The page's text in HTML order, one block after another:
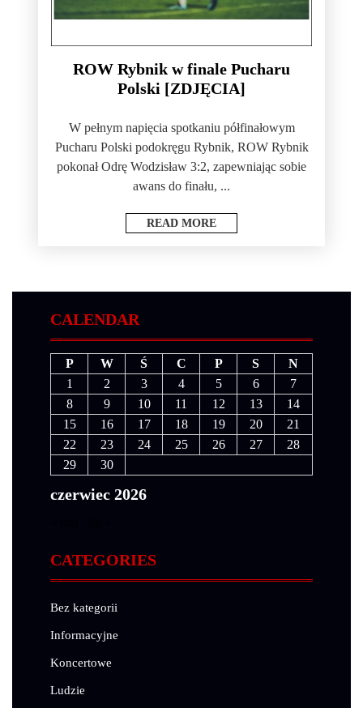
ROW Rybnik w finale Pucharu
Polski [ZDJĘCIA]
W pełnym napięcia spotkaniu półfinałowym
Pucharu Polski podokręgu Rybnik, ROW Rybnik
pokonał Odrę Wodzisław 3:2, zapewniając sobie
awans do finału, ...
READ MORE
CALENDAR
czerwiec 2026
P W Ś C P S
N
1
2 3 4 5 6
7
8
9 10 11 12 13
14
15
16 17 18 19 20
21
22
23 24 25 26 27
28
29
30
CATEGORIES
Bez kategorii
Informacyjne
Koncertowe
Ludzie